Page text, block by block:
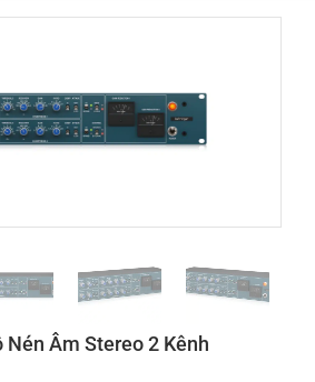
Âm Stereo 2 Kênh